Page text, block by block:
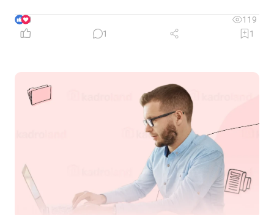
окремій галузі – можуть миттєво позбавити її
доходу. Саме тому диверсифікація давно
застосовують до пенсійного забезпечення
3
119
1
1